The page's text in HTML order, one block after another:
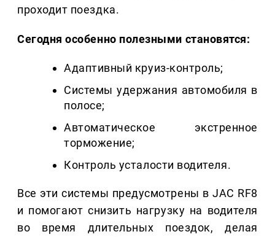
проходит поездка.
Сегодня особенно полезными становятся:
Адаптивный круиз-контроль;
Системы удержания автомобиля в
полосе;
Автоматическое экстренное
торможение;
Контроль усталости водителя.
Все эти системы предусмотрены в JAC RF8
и помогают снизить нагрузку на водителя
во время длительных поездок, делая